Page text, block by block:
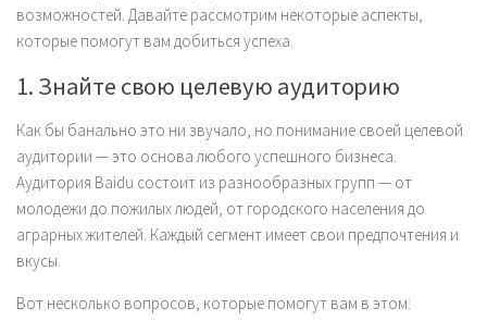
возможностей. Давайте рассмотрим некоторые аспекты,
которые помогут вам добиться успеха.
1. Знайте свою целевую аудиторию
Как бы банально это ни звучало, но понимание своей целевой
аудитории — это основа любого успешного бизнеса.
Аудитория Baidu состоит из разнообразных групп — от
молодежи до пожилых людей, от городского населения до
аграрных жителей. Каждый сегмент имеет свои предпочтения и
вкусы.
Вот несколько вопросов, которые помогут вам в этом: